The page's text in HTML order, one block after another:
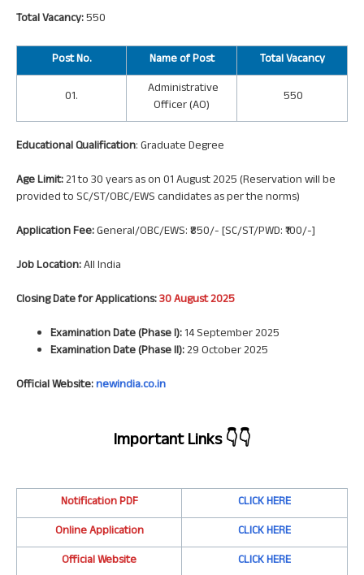
Total Vacancy:550
PostNo. Name of Post
Total Vacancy
01.
Administrative
Officer (AO)
550
Educational Qualification: Graduate Degree
Age Limit:21 to 30 years as on 01 August 2025 (Reservation will be
provided to SC/ST/OBC/EWS candidates as per the norms)
Application Fee:General/OBC/EWS: ₹850/- [SC/ST/PWD: ₹100/-]
Job Location:All India
Closing Date for Applications:30 August 2025
Examination Date (Phase I):14 September 2025
Examination Date (Phase II):29 October 2025
Official Website:newindia.co.in
Important Links👇👇
Notification PDF
CLICK HERE
Online Application
CLICK HERE
Official Website
CLICK HERE